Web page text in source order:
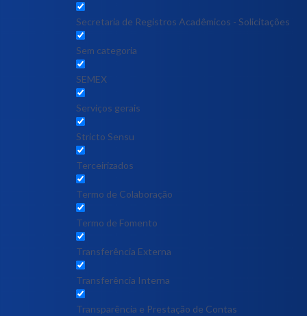
Secretaria de Registros Acadêmicos - Solicitações
Sem categoria
SEMEX
Serviços gerais
Stricto Sensu
Terceirizados
Termo de Colaboração
Termo de Fomento
Transferência Externa
Transferência Interna
Transparência e Prestação de Contas